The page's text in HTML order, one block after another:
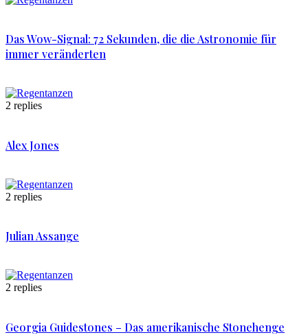
Das Wow-Signal: 72 Sekunden, die die Astronomie für
immer veränderten
2 replies
Alex Jones
2 replies
Julian Assange
2 replies
Georgia Guidestones – Das amerikanische Stonehenge